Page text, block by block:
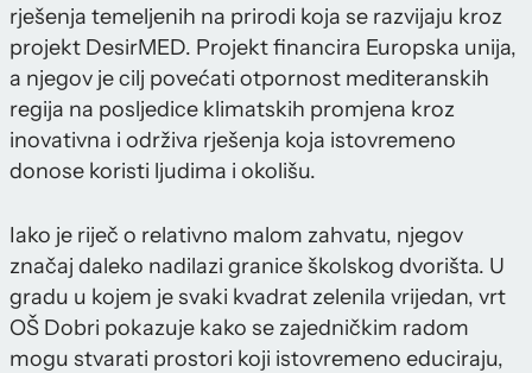
rješenja temeljenih na prirodi koja se razvijaju kroz
projekt DesirMED. Projekt financira Europska unija,
a njegov je cilj povećati otpornost mediteranskih
regija na posljedice klimatskih promjena kroz
inovativna i održiva rješenja koja istovremeno
donose koristi ljudima i okolišu.
Iako je riječ o relativno malom zahvatu, njegov
značaj daleko nadilazi granice školskog dvorišta. U
gradu u kojem je svaki kvadrat zelenila vrijedan, vrt
OŠ Dobri pokazuje kako se zajedničkim radom
mogu stvarati prostori koji istovremeno educiraju,